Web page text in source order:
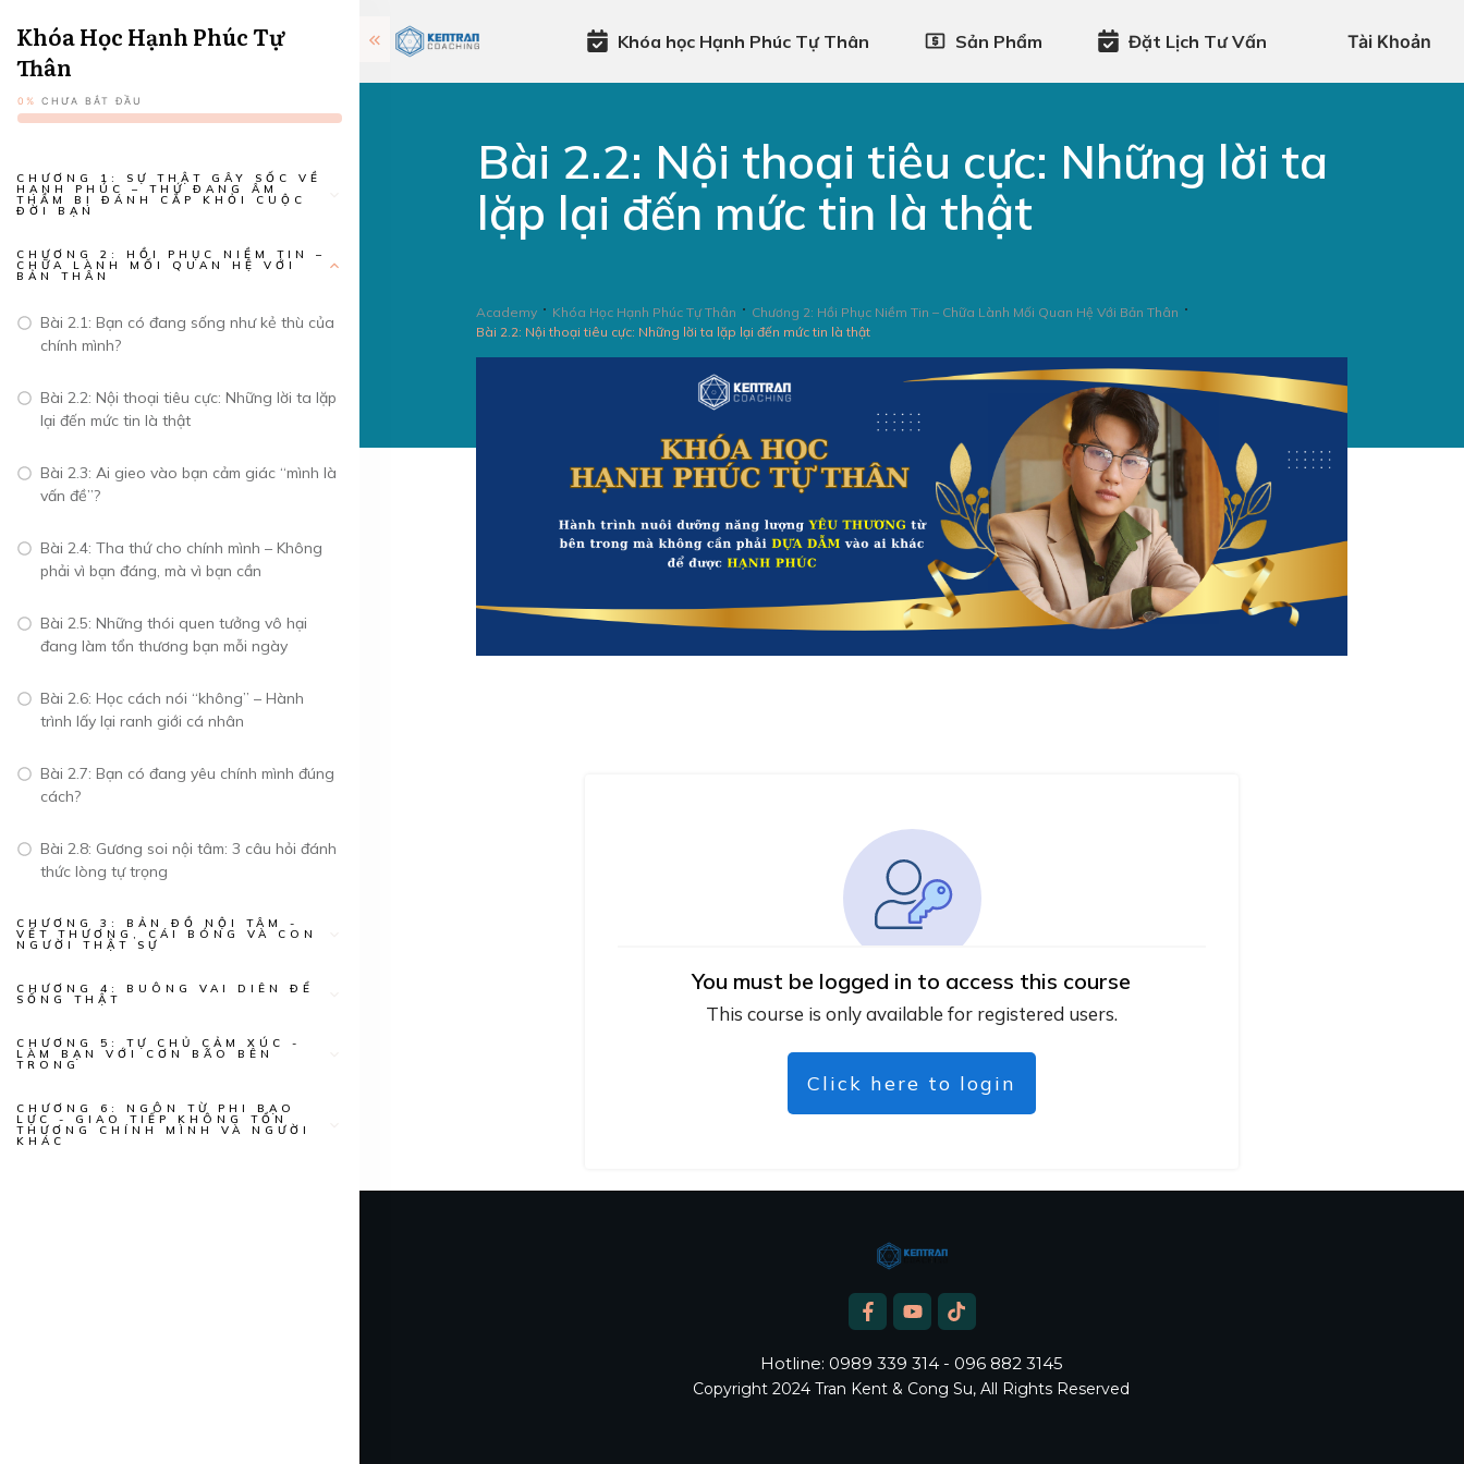
Khóa học Hạnh Phúc Tự Thân Sản Phẩm Đặt Lịch Tư Vấn Tài Khoản
Bài 2.2: Nội thoại tiêu cực: Những lời ta
lặp lại đến mức tin là thật
Academy Khóa Học Hạnh Phúc Tự Thân
Chương 2: Hồi Phục Niềm Tin – Chữa Lành Mối Quan Hệ Với Bản Thân
Bài 2.2: Nội thoại tiêu cực: Những lời ta lặp lại đến mức tin là thật
You must be logged in to access this course
This course is only available for registered users.
Click here to login
Hotline: 0989 339 314 - 096 882 3145
Copyright2024 Tran Kent & Cong Su, All Rights Reserved
Khóa Học Hạnh Phúc Tự
Thân
0% CHƯA BẮT ĐẦU
CHƯƠNG 1: SỰ THẬT GÂY SỐC VỀ
HẠNH PHÚC – THỨ ĐANG ÂM
THẦM BỊ ĐÁNH CẮP KHỎI CUỘC
ĐỜI BẠN
CHƯƠNG 2: HỒI PHỤC NIỀM TIN –
CHỮA LÀNH MỐI QUAN HỆ VỚI
BẢN THÂN
Bài 2.1: Bạn có đang sống như kẻ thù của
chính mình?
Bài 2.2: Nội thoại tiêu cực: Những lời ta lặp
lại đến mức tin là thật
Bài 2.3: Ai gieo vào bạn cảm giác “mình là
vấn đề”?
Bài 2.4: Tha thứ cho chính mình – Không
phải vì bạn đáng, mà vì bạn cần
Bài 2.5: Những thói quen tưởng vô hại
đang làm tổn thương bạn mỗi ngày
Bài 2.6: Học cách nói “không” – Hành
trình lấy lại ranh giới cá nhân
Bài 2.7: Bạn có đang yêu chính mình đúng
cách?
Bài 2.8: Gương soi nội tâm: 3 câu hỏi đánh
thức lòng tự trọng
CHƯƠNG 3: BẢN ĐỒ NỘI TÂM -
VẾT THƯƠNG, CÁI BÓNG VÀ CON
NGƯỜI THẬT SỰ
CHƯƠNG 4: BUÔNG VAI DIÊN ĐỂ
SỐNG THẬT
CHƯƠNG 5: TỰ CHỦ CẢM XÚC -
LÀM BẠN VỚI CƠN BÃO BÊN
TRONG
CHƯƠNG 6: NGÔN TỪ PHI BẠO
LỰC - GIAO TIẾP KHÔNG TỔN
THƯƠNG CHÍNH MÌNH VÀ NGƯỜI
KHÁC